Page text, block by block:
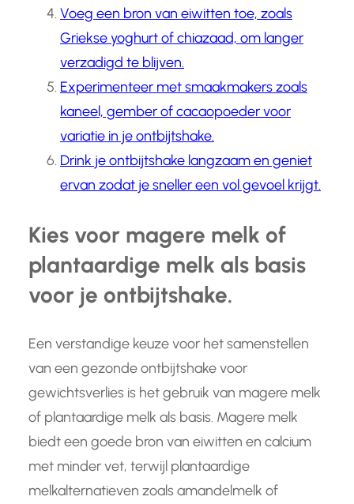
Voeg een bron van eiwitten toe, zoals
Griekse yoghurt of chiazaad, om langer
verzadigd te blijven.
Experimenteer met smaakmakers zoals
kaneel, gember of cacaopoeder voor
variatie in je ontbijtshake.
Drink je ontbijtshake langzaam en geniet
ervan zodat je sneller een vol gevoel krijgt.
Kies voor magere melk of
plantaardige melk als basis
voor je ontbijtshake.
Een verstandige keuze voor het samenstellen
van een gezonde ontbijtshake voor
gewichtsverlies is het gebruik van magere melk
of plantaardige melk als basis. Magere melk
biedt een goede bron van eiwitten en calcium
met minder vet, terwijl plantaardige
melkalternatieven zoals amandelmelk of